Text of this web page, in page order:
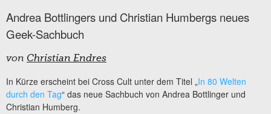
Andrea Bottlingers und Christian Humbergs neues
Geek-Sachbuch
von Christian Endres
In Kürze erscheint bei Cross Cult unter dem Titel „In 80 Welten
durch den Tag“ das neue Sachbuch von Andrea Bottlinger und
Christian Humberg.